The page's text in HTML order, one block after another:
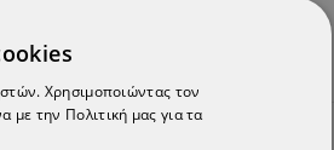
Χρησιμοποιώντας τον
με την Πολιτική μας για τα